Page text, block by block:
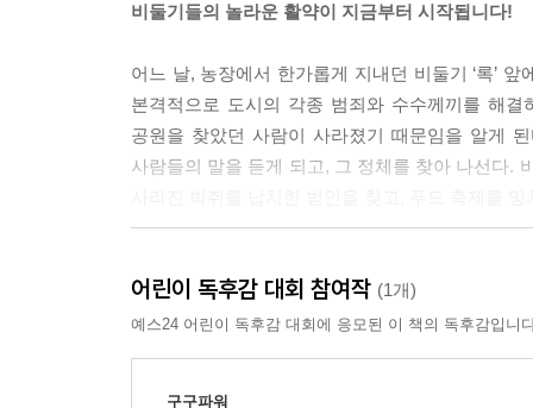
비둘기들의 놀라운 활약이 지금부터 시작됩니다!
어느 날, 농장에서 한가롭게 지내던 비둘기 ‘록’
본격적으로 도시의 각종 범죄와 수수께끼를 해
공원을 찾았던 사람이 사라졌기 때문임을 알게
사람들의 말을 듣게 되고, 그 정체를 찾아 나선다.
변장의 귀재 ‘록’, 유연성 최강 ‘텀블러’, 가진 건
캐릭터들이 한 팀을 이루어 사건을 해결해 나가는
어린이 독후감 대회 참여작 (1개)
예스24 어린이 독후감 대회에 응모된 이 책의 독후감입니
구구파워